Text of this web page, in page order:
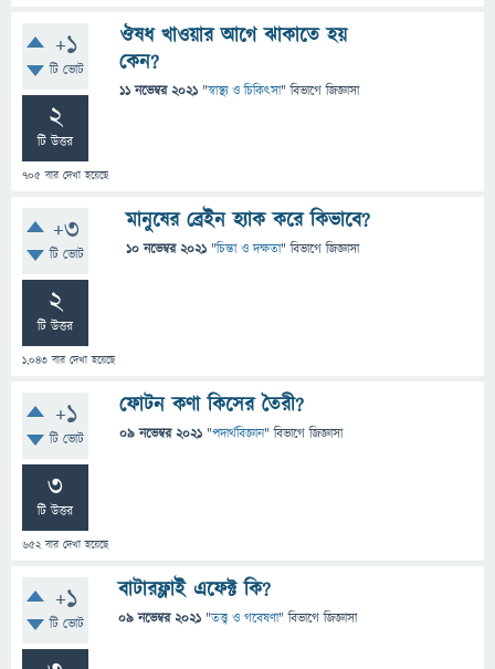
+1
টি ভোট
2
টি উত্তর
705 বার দেখা হয়েছে
ঔষধ খাওয়ার আগে ঝাকাতে হয়
কেন?
11 নভেম্বর 2021 "স্বাস্থ্য ও চিকিৎসা" বিভাগে জিজ্ঞাসা
+3
টি ভোট
2
টি উত্তর
1,043 বার দেখা হয়েছে
মানুষের ব্রেইন হ্যাক করে কিভাবে?
10 নভেম্বর 2021 "চিন্তা ও দক্ষতা" বিভাগে জিজ্ঞাসা
+1
টি ভোট
3
টি উত্তর
652বার দেখা হয়েছে
ফোটন কণা কিসের তৈরী?
09 নভেম্বর 2021 "পদার্থবিজ্ঞান" বিভাগে জিজ্ঞাসা
+1
টি ভোট
বাটারফ্লাই এফেক্ট কি?
09 নভেম্বর 2021 "তত্ত্ব ও গবেষণা" বিভাগে জিজ্ঞাসা